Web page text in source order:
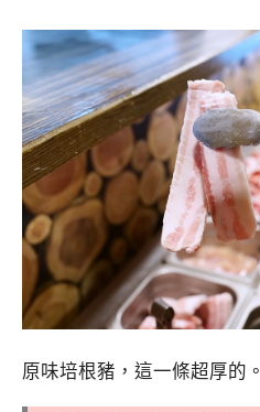
原味培根豬，這一條超厚的。